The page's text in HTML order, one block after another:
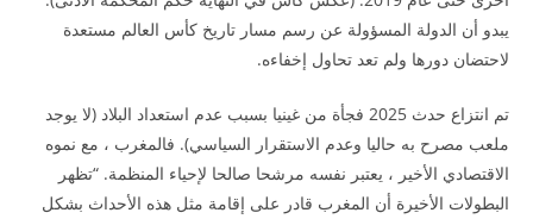
يبدو أن الدولة المسؤولة عن رسم مسار تاريخ كأس العالم مستعدة
لاحتضان دورها ولم تعد تحاول إخفاءه.
تم انتزاع حدث 2025 فجأة من غينيا بسبب عدم استعداد البلاد (لا يوجد
ملعب مصرح به حاليا وعدم الاستقرار السياسي). فالمغرب ، مع نموه
الاقتصادي الأخير ، يعتبر نفسه مرشحا صالحا لإحياء المنظمة. “تظهر
البطولات الأخيرة أن المغرب قادر على إقامة مثل هذه الأحداث بشكل